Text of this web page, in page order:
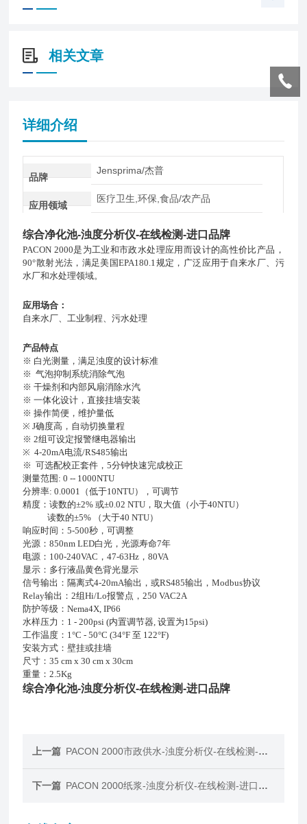
相关文章
详细介绍
品牌
Jensprima/杰普
应用领域
医疗卫生,环保,食品/农产品
综合净化池-浊度分析仪-在线检测-进口品牌
PACON 2000是为工业和市政水处理应用而设计的高性价比产品，
90°散射光法，满足美国EPA180.1规定，广泛应用于自来水厂、污
水厂和水处理领域。
应用场合 ：
自来水厂、工业制程、污水处理
产品特点
※ 白光测量，满足浊度的设计标准
※ 气泡抑制系统消除气泡
※ 干燥剂和内部风扇消除水汽
※ 一体化设计，直接挂墙安装
※ 操作简便，维护量低
※ J确度高，自动切换量程
※ 2组可设定报警继电器输出
※ 4-20mA电流/RS485输出
※ 可选配校正套件，5分钟快速完成校正
测量范围: 0 -- 1000NTU
分辨率: 0.0001（低于10NTU），可调节
精度：读数的±2% 或±0.02 NTU，取大值（小于40NTU）
读数的±5% （大于40 NTU）
响应时间：5-500秒，可调整
光源：850nm LED白光，光源寿命7年
电源：100-240VAC，47-63Hz，80VA
显示：多行液晶黄色背光显示
信号输出：隔离式4-20mA输出，或RS485输出，Modbus协议
Relay输出：2组Hi/Lo报警点，250 VAC2A
防护等级：Nema4X, IP66
水样压力：1 - 200psi (内置调节器, 设置为15psi)
工作温度：1°C - 50°C (34°F 至 122°F)
安装方式：壁挂或挂墙
尺寸：35 cm x 30 cm x 30cm
重量：2.5Kg
综合净化池-浊度分析仪-在线检测-进口品牌
上一篇 PACON 2000市政供水-浊度分析仪-在线检测-进口品牌
下一篇 PACON 2000纸浆-浊度分析仪-在线检测-进口品牌